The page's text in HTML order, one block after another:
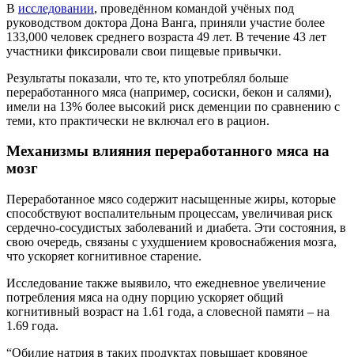
В исследовании, проведённом командой учёных под
руководством доктора Дона Ванга, приняли участие более
133,000 человек среднего возраста 49 лет. В течение 43 лет
участники фиксировали свои пищевые привычки.
Результаты показали, что те, кто употреблял больше
переработанного мяса (например, сосиски, бекон и салями),
имели на 13% более высокий риск деменции по сравнению с
теми, кто практически не включал его в рацион.
Механизмы влияния переработанного мяса на
мозг
Переработанное мясо содержит насыщенные жиры, которые
способствуют воспалительным процессам, увеличивая риск
сердечно-сосудистых заболеваний и диабета. Эти состояния, в
свою очередь, связаны с ухудшением кровоснабжения мозга,
что ускоряет когнитивное старение.
Исследование также выявило, что ежедневное увеличение
потребления мяса на одну порцию ускоряет общий
когнитивный возраст на 1.61 года, а словесной памяти – на
1.69 года.
“Обилие натрия в таких продуктах повышает кровяное